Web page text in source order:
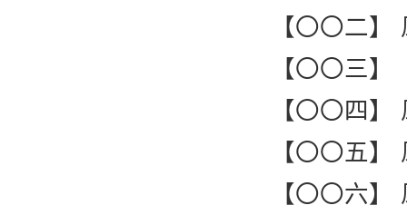
【〇〇二
【〇〇三
【〇〇四
【〇〇五
【〇〇六